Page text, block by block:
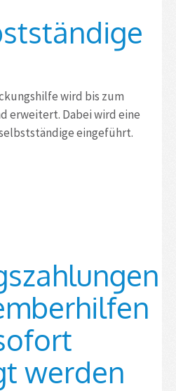
wird bis zum
erweitert. Dabei wird eine
eingeführt.
werden